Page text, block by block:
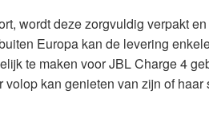
wordt deze zorgvuldig verpakt
Europa kan de levering
te maken voor JBL Charge 4
kan genieten van zijn of haar